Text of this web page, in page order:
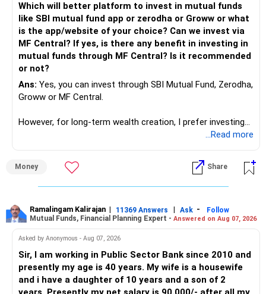
Computer science focuses on software, logic, and
programming where as Electronics & telecommunication
focuses on hardware, electronic circuit, signal processing.
if you enjoy logic maths, AI go for CS otherwise if you are
interested in physics, robotics, wireless communication go
for ETE/ ECE
As through CS you will get highly paid Data science career
like in ETE/ECE you will get VLSI, embedded system,
Which will better platform to invest in mutual funds
like SBI mutual fund app or zerodha or Groww or what
is the app/website of your choice? Can we invest via
MF Central? If yes, is there any benefit in investing in
mutual funds through MF Central? Is it recommended
or not?
Ans: Yes, you can invest through SBI Mutual Fund, Zerodha,
Groww or MF Central.
However, for long-term wealth creation, I prefer investing
» Why I Prefer MFD
– The platform is only a transaction facility.
more.
– An MFD can help select suitable funds for your goals.
– Your portfolio can be reviewed and rebalanced
– You get support during market corrections.
– It also helps avoid emotional investment decisions.
– Most importantly, you get continuity of service over
...Read more
Money Share
Ramalingam Kalirajan | 11369 Answers | Ask -
Follow
Mutual Funds, Financial Planning Expert - Answered on Aug 07, 2026
Asked by Anonymous - Aug 07, 2026
Sir, I am working in Public Sector Bank since 2010 and
presently my age is 40 years. My wife is a housewife
and i have a daughter of 10 years and a son of 2